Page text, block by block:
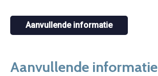
Aanvullende informatie
Aanvullende informatie